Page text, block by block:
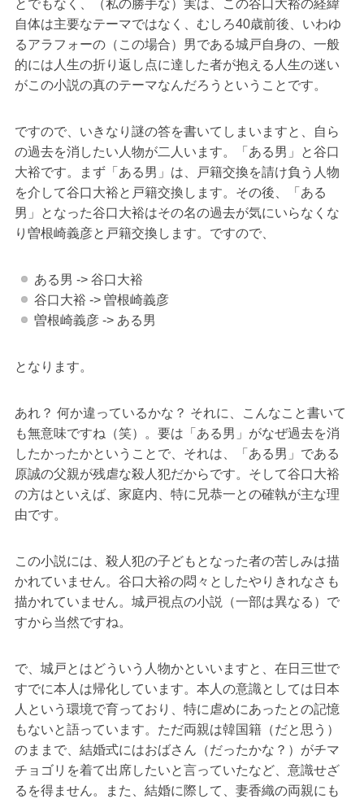
とでもなく、（私の勝手な）実は、この谷口大裕の経緯
自体は主要なテーマではなく、むしろ40歳前後、いわゆ
るアラフォーの（この場合）男である城戸自身の、一般
的には人生の折り返し点に達した者が抱える人生の迷い
がこの小説の真のテーマなんだろうということです。
ですので、いきなり謎の答を書いてしまいますと、自ら
の過去を消したい人物が二人います。「ある男」と谷口
大裕です。まず「ある男」は、戸籍交換を請け負う人物
を介して谷口大裕と戸籍交換します。その後、「ある
男」となった谷口大裕はその名の過去が気にいらなくな
り曽根崎義彦と戸籍交換します。ですので、
ある男 -> 谷口大裕
谷口大裕 -> 曽根崎義彦
曽根崎義彦 -> ある男
となります。
あれ？ 何か違っているかな？ それに、こんなこと書いて
も無意味ですね（笑）。要は「ある男」がなぜ過去を消
したかったかということで、それは、「ある男」である
原誠の父親が残虐な殺人犯だからです。そして谷口大裕
の方はといえば、家庭内、特に兄恭一との確執が主な理
由です。
この小説には、殺人犯の子どもとなった者の苦しみは描
かれていません。谷口大裕の悶々としたやりきれなさも
描かれていません。城戸視点の小説（一部は異なる）で
すから当然ですね。
で、城戸とはどういう人物かといいますと、在日三世で
すでに本人は帰化しています。本人の意識としては日本
人という環境で育っており、特に虐めにあったとの記憶
もないと語っています。ただ両親は韓国籍（だと思う）
のままで、結婚式にはおばさん（だったかな？）がチマ
チョゴリを着て出席したいと言っていたなど、意識せざ
るを得ません。また、結婚に際して、妻香織の両親にも